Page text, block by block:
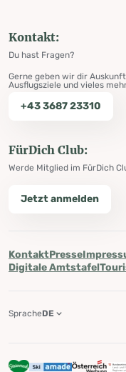
Kontakt:
Du hast Fragen?
Gerne geben wir dir
Ausflugsziele und vieles
+43 3687 23310
FürDich Club:
Werde Mitglied im FürDich
Jetzt anmelden
KontaktPresse
Digitale Amtstafel
SpracheDE